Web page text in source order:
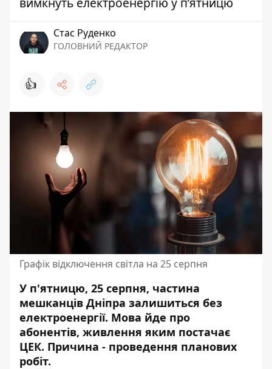
Стас Руденко
ГОЛОВНИЙ РЕДАКТОР
👍
Графік відключення світла на 25 серпня
У п'ятницю, 25 серпня, частина
мешканців Дніпра залишиться без
електроенергії. Мова йде про
абонентів, живлення яким постачає
ЦЕК. Причина - проведення планових
робіт.